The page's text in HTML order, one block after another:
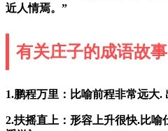
近人情焉。”
有关庄子的成语故事
1.鹏程万里：比喻前程非常远大.
2.扶摇直上：形容上升很快.比喻